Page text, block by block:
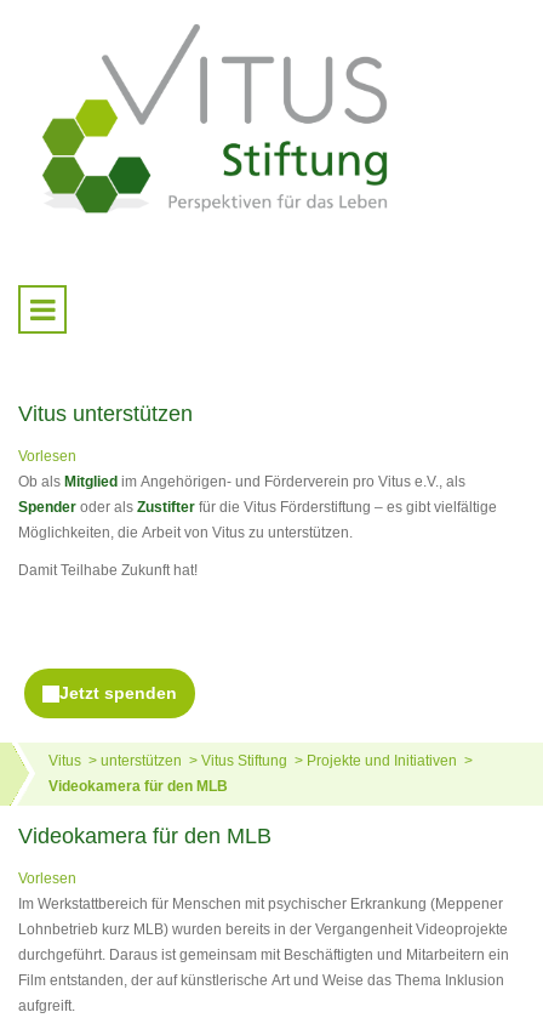
Vitus unterstützen
Vorlesen
Ob als Mitglied im Angehörigen- und Förderverein pro Vitus e.V., als
Spender oder als Zustifter für die Vitus Förderstiftung – es gibt vielfältige
Möglichkeiten, die Arbeit von Vitus zu unterstützen.
Damit Teilhabe Zukunft hat!
Vitus unterstützen Vitus Stiftung
Projekte und Initiativen
Videokamera für den MLB
Videokamera für den MLB
Vorlesen
Im Werkstattbereich für Menschen mit psychischer Erkrankung (Meppener
Lohnbetrieb kurz MLB) wurden bereits in der Vergangenheit Videoprojekte
durchgeführt. Daraus ist gemeinsam mit Beschäftigten und Mitarbeitern ein
Film entstanden, der auf künstlerische Art und Weise das Thema Inklusion
aufgreift.